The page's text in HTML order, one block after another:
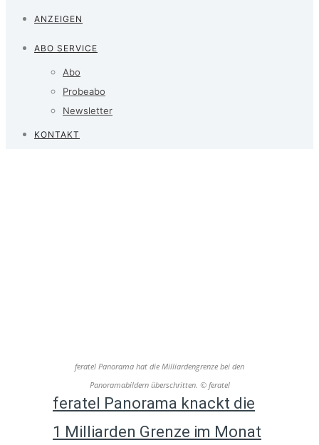
ANZEIGEN
ABO SERVICE
Abo
Probeabo
Newsletter
KONTAKT
feratel Panorama hat die Milliardengrenze bei den
Panoramabildern überschritten. © feratel
feratel Panorama knackt die
1 Milliarden Grenze im Monat